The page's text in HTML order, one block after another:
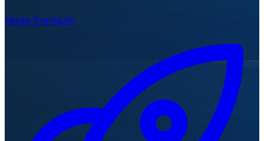
Mode Premium